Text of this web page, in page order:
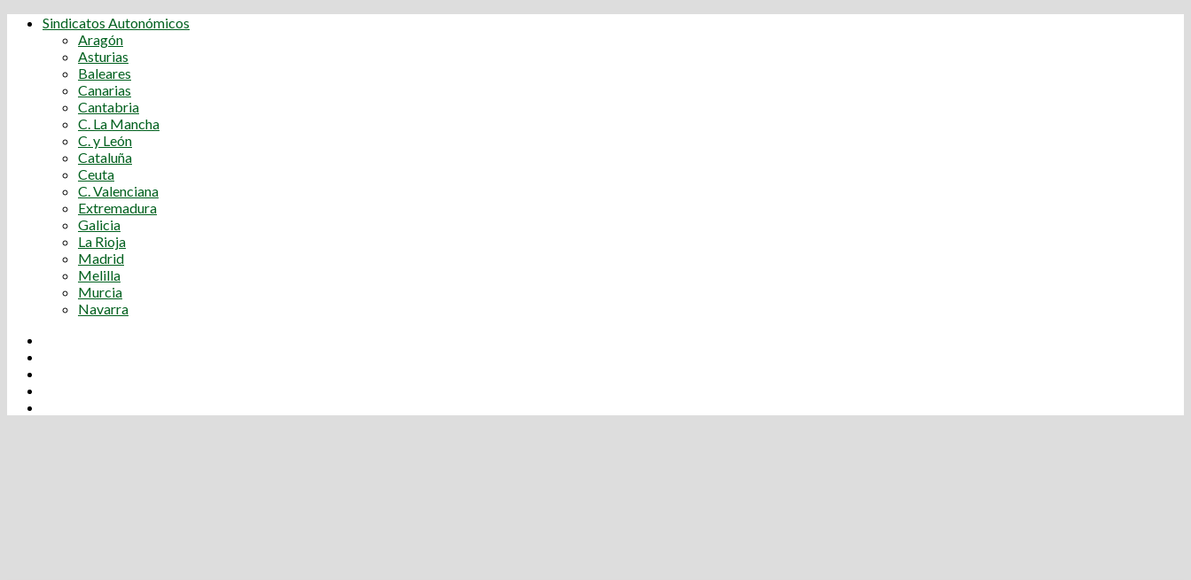
Sindicatos Autonómicos
Aragón
Asturias
Baleares
Canarias
Cantabria
C. La Mancha
C. y León
Cataluña
Ceuta
C. Valenciana
Extremadura
Galicia
La Rioja
Madrid
Melilla
Murcia
Navarra
fb